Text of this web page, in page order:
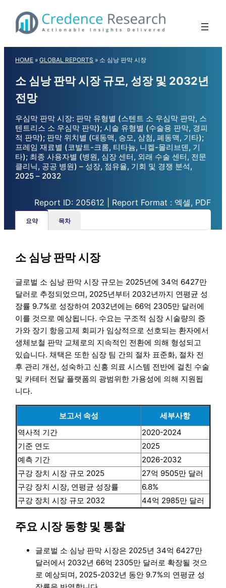
content
HOME »GLOBAL REPORTS » 소 심낭 판막 시장
소 심낭 판막 시장 규모, 성장 및 2032년
전망
우심막 판막 시장: 판막 유형별 (스텐트 소 우심막 판막, 스
텐트리스 소 우심막 판막); 시술 유형별 (수술용 판막, 경피
적 판막); 판막 위치별 (대동맥, 승모, 삼첨, 폐동맥, 기타);
프레임 재료별 (코발트-크롬, 티타늄, 니켈-몰리브덴, 기
타); 최종 사용자별 (병원, 심장 센터, 외래 수술 센터, 전문
클리닉, 공공 병원) – 성장, 점유율, 기회 및 경쟁 분석,
2025 – 2032
Report ID: 205612 | Report Format : 엑셀, PDF
요약 목차
소 심낭 판막 시장
글로벌 소 심낭 판막 시장 규모는 2025년에 34억 6427만
달러로 추정되었으며, 2025년부터 2032년까지 연평균 성
장률 9.7%로 성장하여 2032년에는 66억 2305만 달러에
이를 것으로 예상됩니다. 수요는 구조적 심장 시술량의 증
가와 장기 항응고제 회피가 임상적으로 선호되는 환자에서
생체보철 판막 교체로의 지속적인 전환에 의해 형성되고
있습니다. 채택은 또한 심장 팀 간의 절차 표준화, 절차 전
후 관리 개선, 성숙하고 신흥 의료 시스템 전반에 걸친 수술
및 카테터 전달 플랫폼의 광범위한 가용성에 의해 지원됩
니다.
보고서 속성
세부사항
역사적 기간
2020-2024
기준 연도
2025
예측 기간
2026-2032
구강 장치 시장 규모 2025
27억 9505만 달러
구강 장치 시장, 연평균 성장률
6.8%
구강 장치 시장 규모 2032
44억 2985만 달러
주요 시장 동향 및 통찰
글로벌 소 심낭 판막 시장은 2025년 34억 6427만
달러에서 2032년 66억 2305만 달러로 확장될 것으
로 예상되며, 2025-2032년 동안 9.7%의 연평균 성